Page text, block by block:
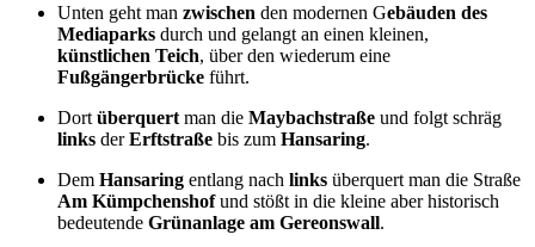
Unten geht man zwischen den modernen Gebäuden des
Mediaparks durch und gelangt an einen kleinen,
künstlichen Teich, über den wiederum eine
Fußgängerbrücke führt.
Dort überquert man die Maybachstraße und folgt schräg
links derErftstraße bis zum Hansaring.
Dem Hansaring entlang nach links überquert man die Straße
Am Kümpchenshofund stößt in die kleine aber historisch
bedeutende Grünanlage am Gereonswall.